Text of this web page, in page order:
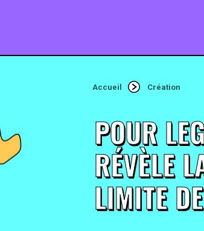
Accueil Création
POUR
RÉVÈLE
LIMITE